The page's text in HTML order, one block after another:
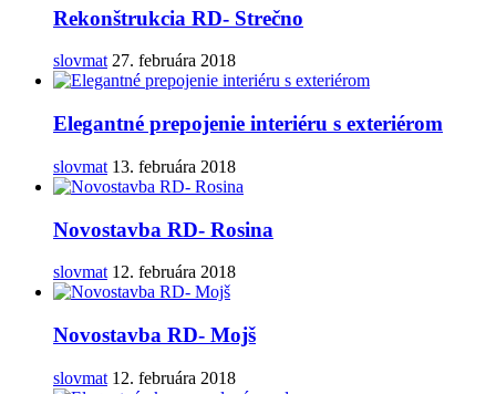
Rekonštrukcia RD- Strečno
slovmat 27. februára 2018
Elegantné prepojenie interiéru s exteriérom
slovmat 13. februára 2018
Novostavba RD- Rosina
slovmat 12. februára 2018
Novostavba RD- Mojš
slovmat 12. februára 2018